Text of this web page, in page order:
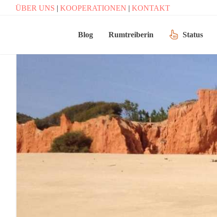
ÜBER UNS | KOOPERATIONEN | KONTAKT
Blog Rumtreiberin Status